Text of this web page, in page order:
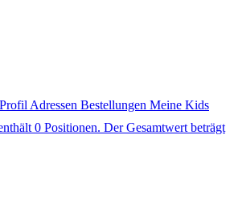
Adressen Bestellungen Meine Kids
0 Positionen. Der Gesamtwert beträgt